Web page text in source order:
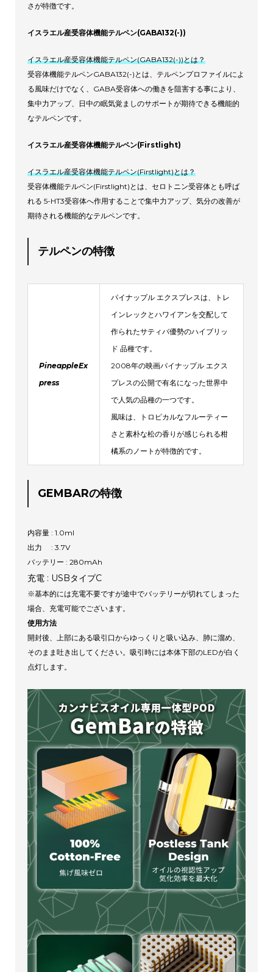
さが特徴です。
イスラエル産受容体機能テルペン(GABA132(-))
イスラエル産受容体機能テルペン(GABA132(-))とは？
受容体機能テルペンGABA132(-)とは、テルペンプロファイルによ
る風味だけでなく、GABA受容体への働きを阻害する事により、
集中力アップ、日中の眠気覚ましのサポートが期待できる機能的
なテルペンです。
イスラエル産受容体機能テルペン(Firstlight)
イスラエル産受容体機能テルペン(Firstlight)とは？
受容体機能テルペン(Firstlight)とは、セロトニン受容体とも呼ば
れる 5-HT3受容体へ作用することで集中力アップ、気分の改善が
期待される機能的なテルペンです。
テルペンの特徴
PineappleEx
press
パイナップル エクスプレスは、トレ
インレックとハワイアンを交配して
作られたサティバ優勢のハイブリッ
ド 品種です。
2008年の映画パイナップル エクス
プレスの公開で有名になった世界中
で人気の品種の一つです。
風味は、トロピカルなフルーティー
さと素朴な松の香りが感じられる柑
橘系のノートが特徴的です。
GEMBARの特徴
内容量 : 1.0ml
出力 : 3.7V
バッテリー : 280mAh
充電 : USBタイプC
※基本的には充電不要ですが途中でバッテリーが切れてしまった
場合、充電可能でございます。
使用方法
開封後、上部にある吸引口からゆっくりと吸い込み、肺に溜め、
そのまま吐き出してください。吸引時には本体下部のLEDが白く
点灯します。